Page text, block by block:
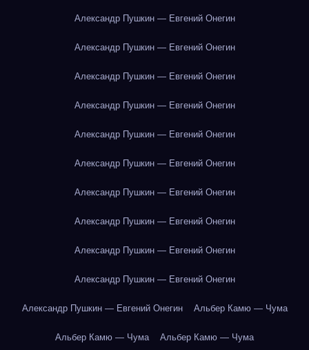
Александр Пушкин — Евгений Онегин
Александр Пушкин — Евгений Онегин
Александр Пушкин — Евгений Онегин
Александр Пушкин — Евгений Онегин
Александр Пушкин — Евгений Онегин
Александр Пушкин — Евгений Онегин
Александр Пушкин — Евгений Онегин
Александр Пушкин — Евгений Онегин
Александр Пушкин — Евгений Онегин
Александр Пушкин — Евгений Онегин
Александр Пушкин — Евгений Онегин Альбер Камю — Чума
Альбер Камю — Чума Альбер Камю — Чума